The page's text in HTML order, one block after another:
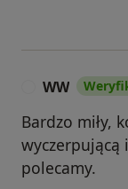
WW
Bardzo miły,
wyczerpującą
polecamy.